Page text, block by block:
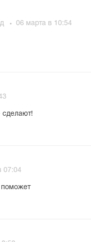
06 марта в 10:54
сделают!
07:04
поможет